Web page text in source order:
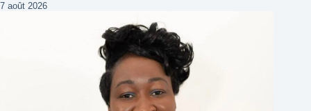
7 août 2026